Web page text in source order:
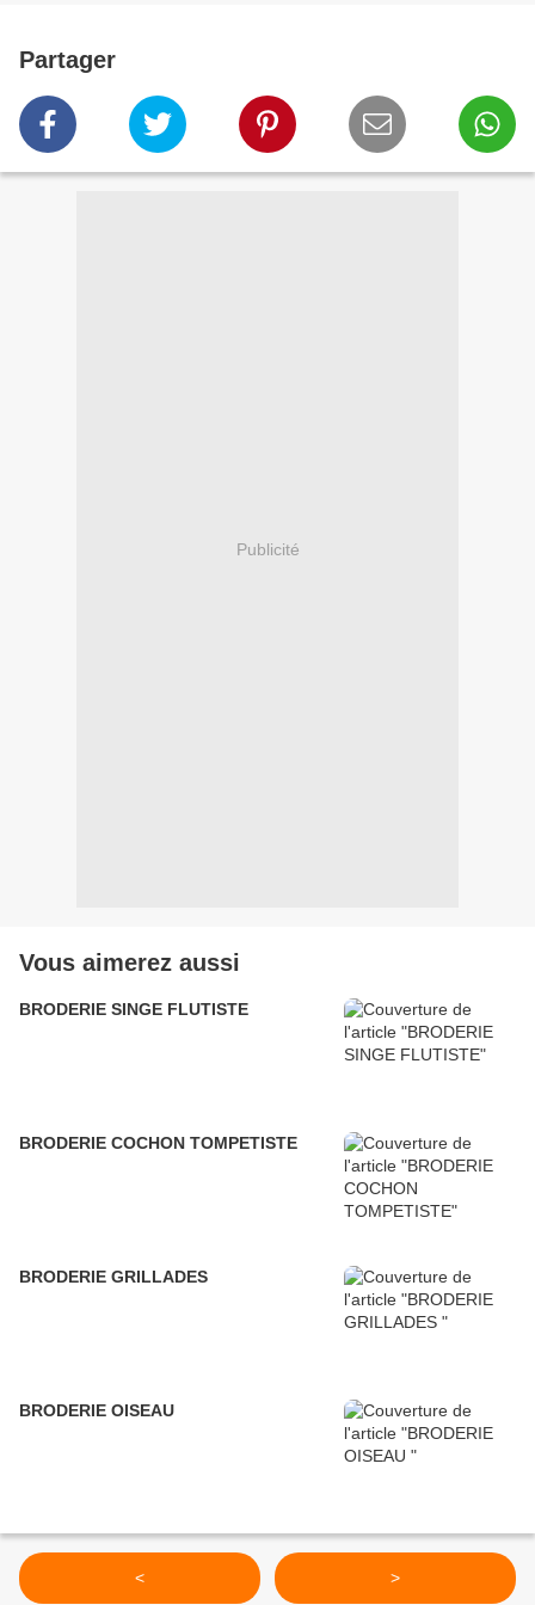
Partager
Publicité
Vous aimerez aussi
BRODERIE SINGE FLUTISTE
BRODERIE COCHON TOMPETISTE
BRODERIE GRILLADES
BRODERIE OISEAU
< >